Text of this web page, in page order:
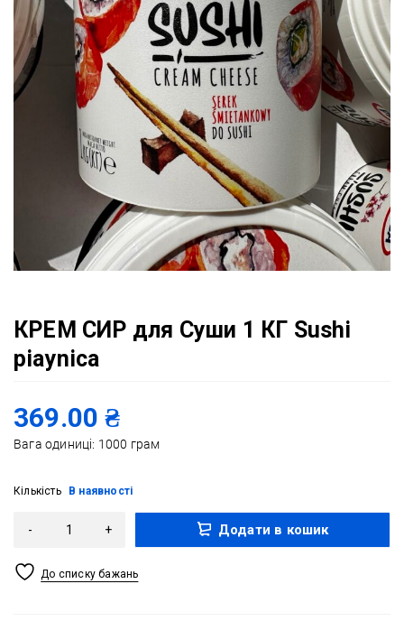
КРЕМ СИР для Суши 1 КГ Sushi
piaynica
369.00₴
Вага одиниці: 1000 грам
Кількість В наявності
Додати в кошик